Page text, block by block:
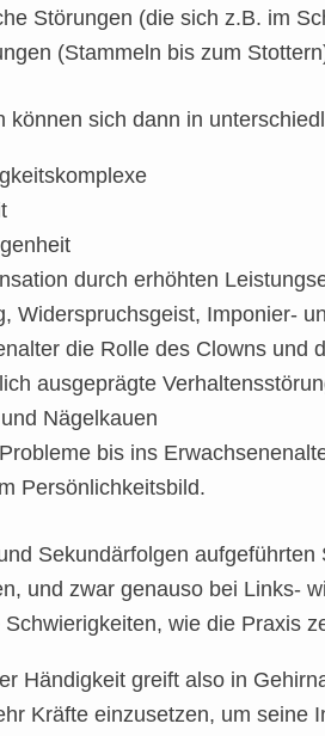
Störungen (die sich z.B. im
(Stammeln bis zum
können sich dann in
durch erhöhten
Widerspruchsgeist, Imponier-
die Rolle des Clowns und
ausgeprägte
Nägelkauen
bis ins
Persönlichkeitsbild.
Sekundärfolgen
und zwar genauso bei Links-
wie die Praxis
Händigkeit greift also in
Kräfte einzusetzen, um seine